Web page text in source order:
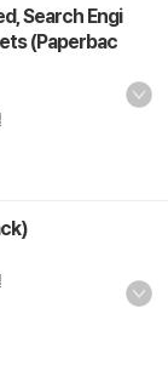
Search Engi
(Paperbac